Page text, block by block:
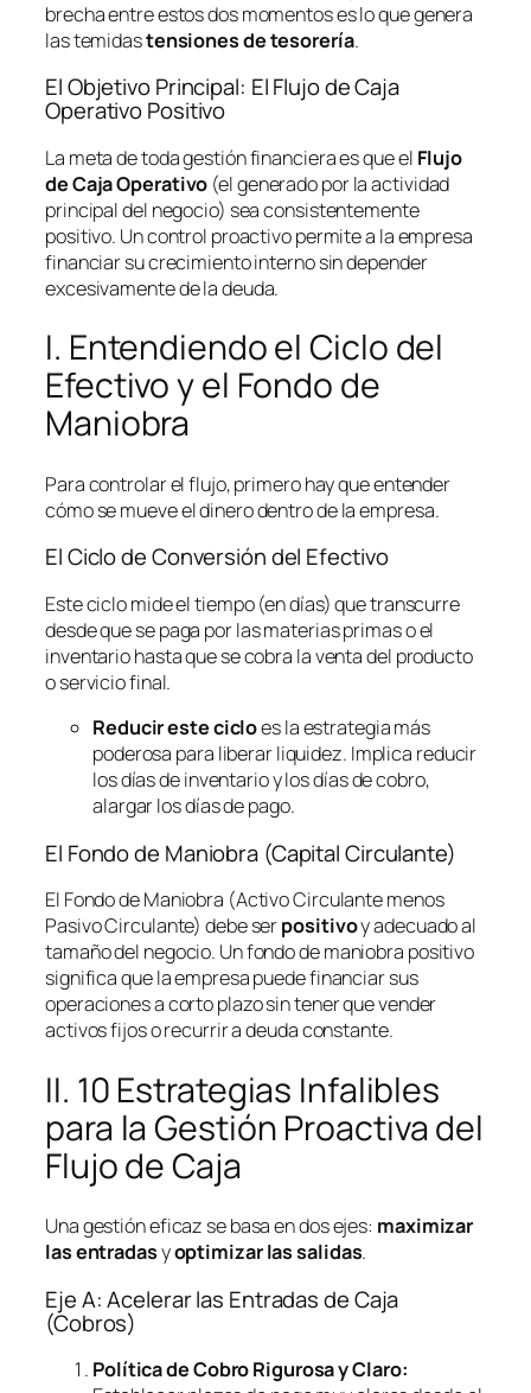
brecha entre estos dos momentos es lo que genera
las temidastensiones de tesorería.
El Objetivo Principal: El Flujo de Caja
Operativo Positivo
La meta de toda gestión financiera es que el Flujo
de Caja Operativo (el generado por la actividad
principal del negocio) sea consistentemente
positivo. Un control proactivo permite a la empresa
financiar su crecimiento interno sin depender
excesivamente de la deuda.
I. Entendiendo el Ciclo del
Efectivo y el Fondo de
Maniobra
Para controlar el flujo, primero hay que entender
cómo se mueve el dinero dentro de la empresa.
El Ciclo de Conversión del Efectivo
Este ciclo mide el tiempo (en días) que transcurre
desde que se paga por las materias primas o el
inventario hasta que se cobra la venta del producto
o servicio final.
Reducir este cicloes la estrategia más
poderosa para liberar liquidez. Implica reducir
los días de inventario y los días de cobro,
alargar los días de pago.
El Fondo de Maniobra (Capital Circulante)
El Fondo de Maniobra (Activo Circulante menos
Pasivo Circulante) debe serpositivoy adecuado al
tamaño del negocio. Un fondo de maniobra positivo
significa que la empresa puede financiar sus
operaciones a corto plazo sin tener que vender
activos fijos o recurrir a deuda constante.
II. 10 Estrategias Infalibles
para la Gestión Proactiva del
Flujo de Caja
Una gestión eficaz se basa en dos ejes: maximizar
las entradasyoptimizar las salidas.
Eje A: Acelerar las Entradas de Caja
(Cobros)
Política de Cobro Rigurosa y Claro: